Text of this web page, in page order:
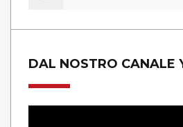
DAL NOSTRO CANALE